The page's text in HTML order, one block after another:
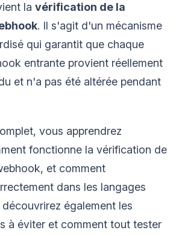
la vérification de la
. Il s'agit d'un mécanisme
qui garantit que chaque
entrante provient réellement
et n'a pas été altérée pendant
vous apprendrez
fonctionne la vérification de
et comment
dans les langages
également les
à éviter et comment tout tester